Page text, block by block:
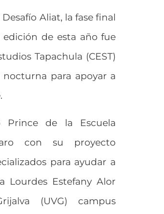
Aliat, la fase final
de esta año fue
Tapachula (CEST)
para apoyar a
de la Escuela
con su proyecto
para ayudar a
Lourdes Estefany Alor
(UVG) campus